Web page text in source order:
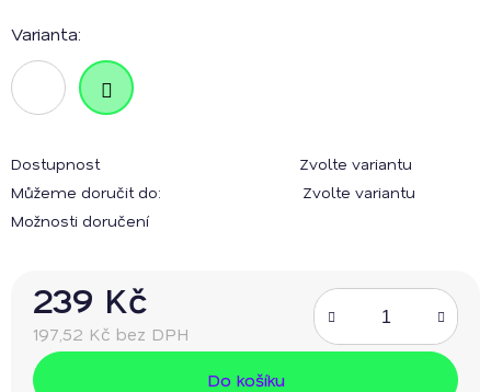
Varianta:
Dostupnost
Zvolte variantu
Můžeme doručit do:
Zvolte variantu
Možnosti doručení
239 Kč
197,52 Kč bez DPH
Měrná cena:
Do košíku